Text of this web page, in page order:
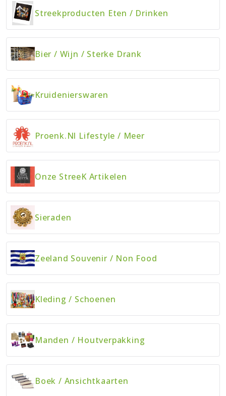
Streekproducten Eten / Drinken
Bier / Wijn / Sterke Drank
Kruidenierswaren
Proenk.nl Lifestyle/ Meer
Onze StreeK Artikelen
Sieraden
Zeeland Souvenir / Non Food
Kleding/ Schoenen
Manden / Houtverpakking
Boek / Ansichtkaarten